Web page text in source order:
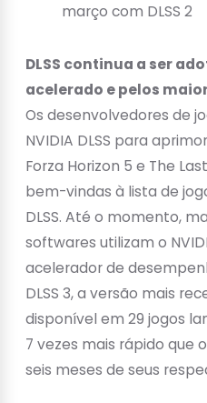
março com DLSS 2
DLSS continua a ser
acelerado e pelos
Os desenvolvedores de
NVIDIA DLSS para
Forza Horizon 5 e The
bem-vindas à lista de
DLSS. Até o momento,
softwares utilizam o
acelerador de
DLSS 3, a versão mais
disponível em 29 jogos
7 vezes mais rápido que
seis meses de seus